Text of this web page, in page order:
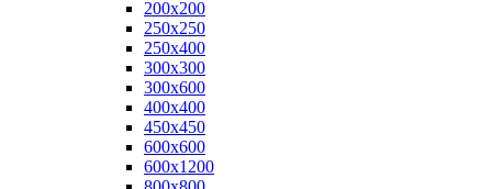
200х200
250х250
250х400
300х300
300х600
400х400
450х450
600х600
600х1200